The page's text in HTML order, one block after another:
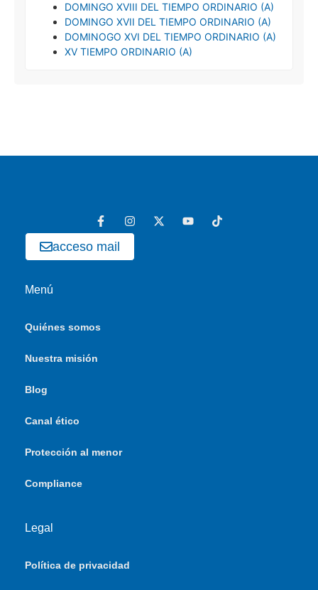
DOMINGO XVIII DEL TIEMPO ORDINARIO (A)
DOMINGO XVII DEL TIEMPO ORDINARIO (A)
DOMINOGO XVI DEL TIEMPO ORDINARIO (A)
XV TIEMPO ORDINARIO (A)
acceso mail
Menú
Quiénes somos
Nuestra misión
Blog
Canal ético
Protección al menor
Compliance
Legal
Política de privacidad